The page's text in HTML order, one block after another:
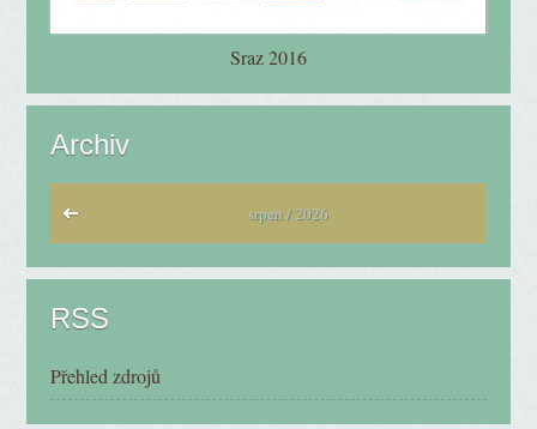
Sraz 2016
Archiv
srpen / 2026
RSS
Přehled zdrojů